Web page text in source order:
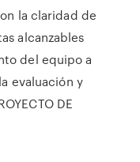
la claridad de
alcanzables
del equipo a
evaluación y
DE